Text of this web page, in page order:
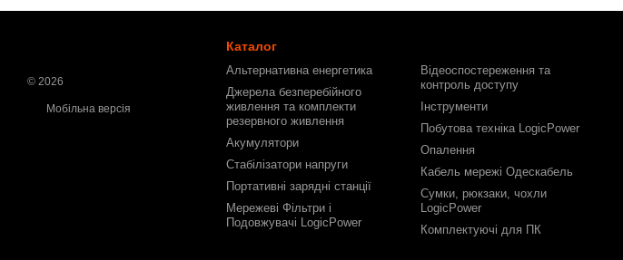
© 2026
Мобільна версія
Каталог
Альтернативна енергетика
Джерела безперебійного
живлення та комплекти
резервного живлення
Акумулятори
Стабілізатори напруги
Портативні зарядні станції
Мережеві Фільтри і
Подовжувачі LogicPower
Відеоспостереження та
контроль доступу
Інструменти
Побутова техніка LogicPower
Опалення
Кабель мережі Одескабель
Сумки, рюкзаки, чохли
LogicPower
Комплектуючі для ПК